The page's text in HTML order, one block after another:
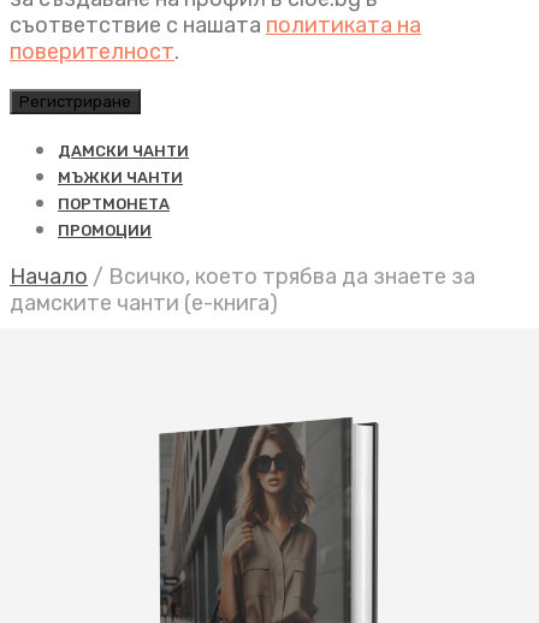
съответствие с нашата политиката на
поверителност.
Регистриране
ДАМСКИ ЧАНТИ
МЪЖКИ ЧАНТИ
ПОРТМОНЕТА
ПРОМОЦИИ
Начало / Всичко, което трябва да знаете за
дамските чанти (е-книга)